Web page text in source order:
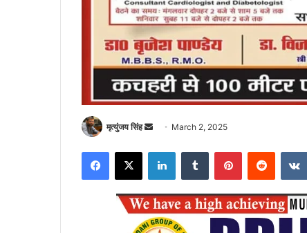
मृत्युंजय सिंह
Send
email
March 2, 2025
Facebook
X LinkedInTumblr PinterestReddit